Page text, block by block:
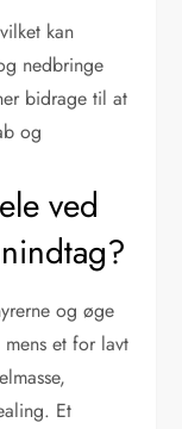
kan
nedbringe
bidrage til at
og
ved
og øge
et for lavt
Et